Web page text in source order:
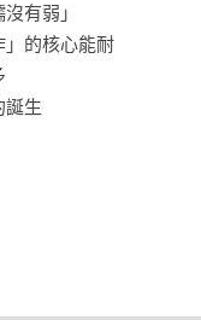
織進行協同合作的
精準之創舉，正是
融入管理學而成的
聚焦於人文價值和
惟一」如何能成為
有弱」
的核心能耐
誕生